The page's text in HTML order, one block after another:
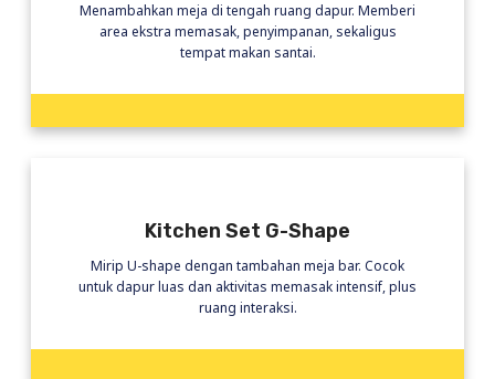
Menambahkan meja di tengah ruang dapur. Memberi
area ekstra memasak, penyimpanan, sekaligus
tempat makan santai.
Kitchen Set G-Shape
Mirip U-shape dengan tambahan meja bar. Cocok
untuk dapur luas dan aktivitas memasak intensif, plus
ruang interaksi.